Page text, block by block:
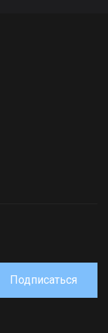
Подписаться